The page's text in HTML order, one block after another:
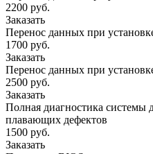
2200 руб.
Заказать
Перенос данных при
1700 руб.
Заказать
Перенос данных при
2500 руб.
Заказать
Полная диагностика системы
плавающих дефектов
1500 руб.
Заказать